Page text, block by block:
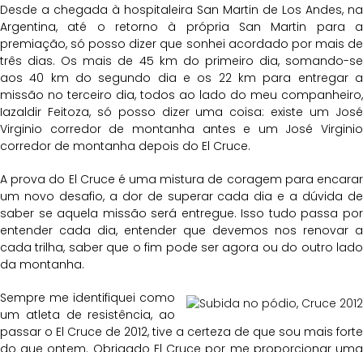
Desde a chegada à hospitaleira San Martin de Los Andes, na
Argentina, até o retorno à própria San Martin para a
premiação, só posso dizer que sonhei acordado por mais de
três dias. Os mais de 45 km do primeiro dia, somando-se
aos 40 km do segundo dia e os 22 km para entregar a
missão no terceiro dia, todos ao lado do meu companheiro,
Iazaldir Feitoza, só posso dizer uma coisa: existe um José
Virginio corredor de montanha antes e um José Virginio
corredor de montanha depois do El Cruce.
A prova do El Cruce é uma mistura de coragem para encarar
um novo desafio, a dor de superar cada dia e a dúvida de
saber se aquela missão será entregue. Isso tudo passa por
entender cada dia, entender que devemos nos renovar a
cada trilha, saber que o fim pode ser agora ou do outro lado
da montanha.
Sempre me identifiquei como
um atleta de resistência, ao
passar o El Cruce de 2012, tive a certeza de que sou mais forte
do que ontem. Obrigado El Cruce por me proporcionar uma